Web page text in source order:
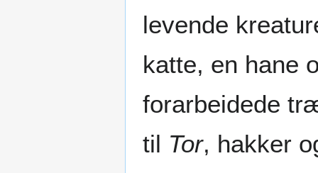
levende
katte, en hane
forarbeidede
til Tor, hakker